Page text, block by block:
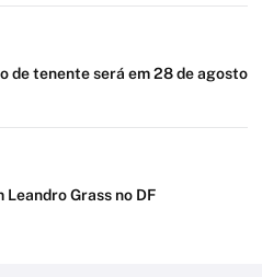
de tenente será em 28 de agosto
Leandro Grass no DF